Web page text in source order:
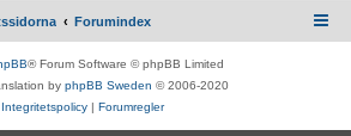
Forumindex
® Forum Software © phpBB Limited
by phpBB Sweden © 2006-2020
Integritetspolicy | Forumregler